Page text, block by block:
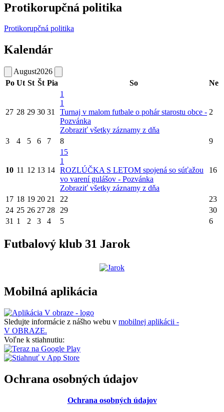
Protikorupčná politika
Protikorupčná politika
Kalendár
August2026
Po Ut St Št Pia So Ne
27 28 29 30 31
1
1
Turnaj v malom futbale o pohár starostu obce -
Pozvánka
Zobraziť všetky záznamy z dňa
2
3 4 5 6 7 8 9
10 11 12 13 14
15
1
ROZLÚČKA S LETOM spojená so súťažou
vo varení gulášov - Pozvánka
Zobraziť všetky záznamy z dňa
16
17 18 19 20 21 22
23
24 25 26 27 28 29
30
31 1 2 3 4 5 6
Futbalový klub 31 Jarok
Mobilná aplikácia
Sledujte informácie z nášho webu v mobilnej aplikácii -
V OBRAZE.
Voľne k stiahnutiu:
Ochrana osobných údajov
Ochrana osobných údajov